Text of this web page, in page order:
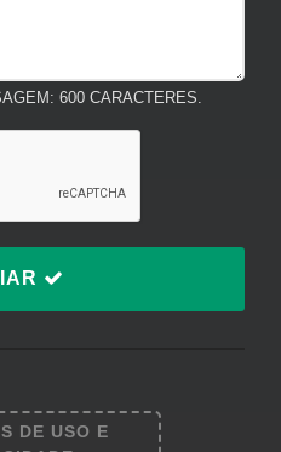
600 CARACTERES.
DE USO E